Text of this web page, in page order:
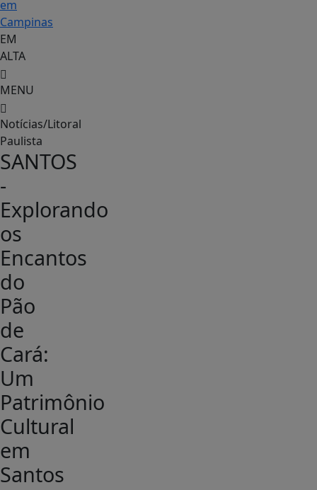
em
Campinas
EM
ALTA
MENU
Notícias/Litoral
Paulista
SANTOS
-
Explorando
os
Encantos
do
Pão
de
Cará:
Um
Patrimônio
Cultural
em
Santos